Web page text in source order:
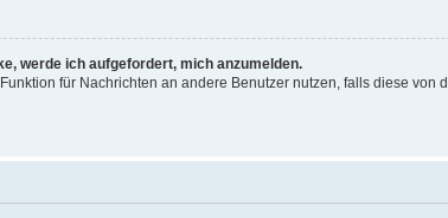
werde ich aufgefordert, mich anzumelden.
für Nachrichten an andere Benutzer nutzen, falls diese